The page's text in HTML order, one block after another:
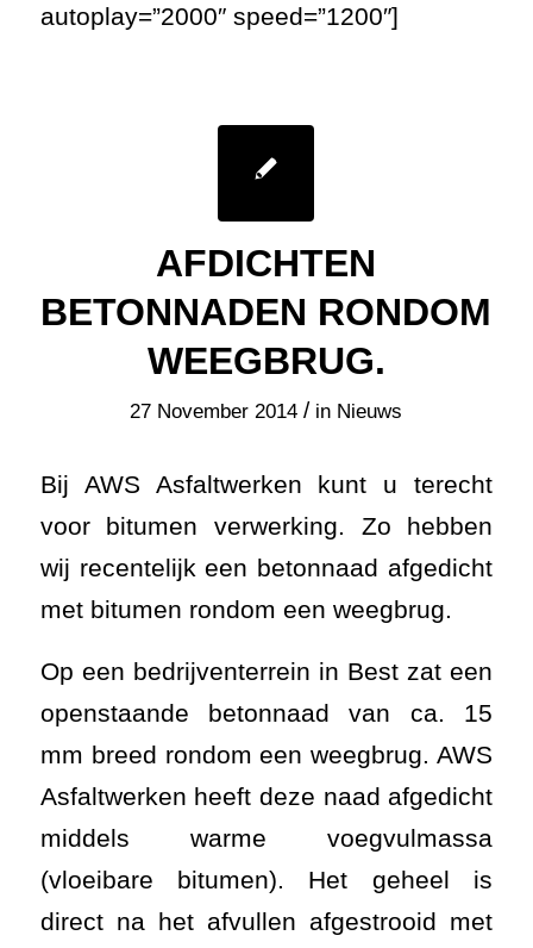
autoplay=”2000″ speed=”1200″]
AFDICHTEN
BETONNADEN RONDOM
WEEGBRUG.
27 November 2014 / in Nieuws
Bij AWS Asfaltwerken kunt u terecht
voor bitumen verwerking. Zo hebben
wij recentelijk een betonnaad afgedicht
met bitumen rondom een weegbrug.
Op een bedrijventerrein in Best zat een
openstaande betonnaad van ca. 15
mm breed rondom een weegbrug. AWS
Asfaltwerken heeft deze naad afgedicht
middels warme voegvulmassa
(vloeibare bitumen). Het geheel is
direct na het afvullen afgestrooid met